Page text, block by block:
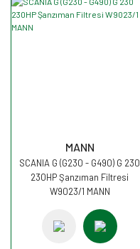
MANN
SCANIA G (G230 - G490) G 230
230HP Şanzıman Filtresi
W9023/1 MANN